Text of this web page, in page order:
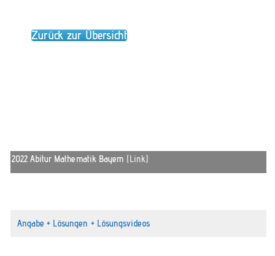
Zurück zur Übersicht
2022 Abitur Mathematik Bayern (Link)
Angabe + Lösungen + Lösungsvideos